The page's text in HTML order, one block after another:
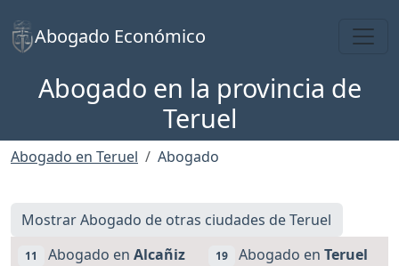
Abogado Económico
Abogado en la provincia de
Teruel
Abogado en Teruel Abogado
Mostrar Abogado de otras ciudades de Teruel
11 Abogado en Alcañiz 19 Abogado en Teruel